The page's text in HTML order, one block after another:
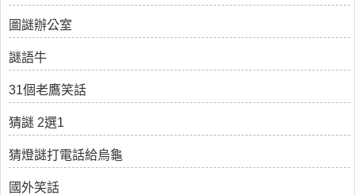
圖謎辦公室
謎語牛
31個老鷹笑話
猜謎 2選1
猜燈謎打電話給烏龜
國外笑話